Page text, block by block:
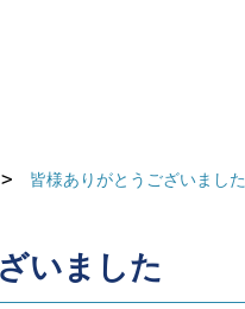
皆様ありがとうございました
いました